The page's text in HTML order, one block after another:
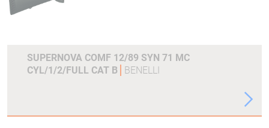
SUPERNOVA COMF 12/89 SYN 71 MC
CYL/1/2/FULL CAT B
BENELLI